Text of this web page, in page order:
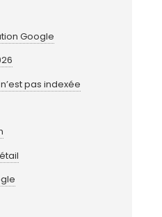
Google
pas indexée